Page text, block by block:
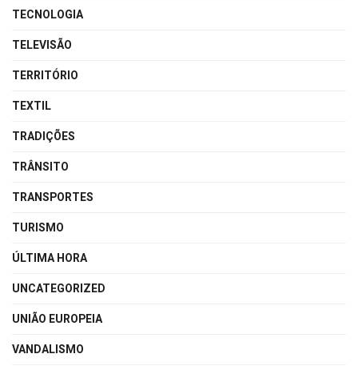
TECNOLOGIA
TELEVISÃO
TERRITÓRIO
TEXTIL
TRADIÇÕES
TRÂNSITO
TRANSPORTES
TURISMO
ÚLTIMA HORA
UNCATEGORIZED
UNIÃO EUROPEIA
VANDALISMO